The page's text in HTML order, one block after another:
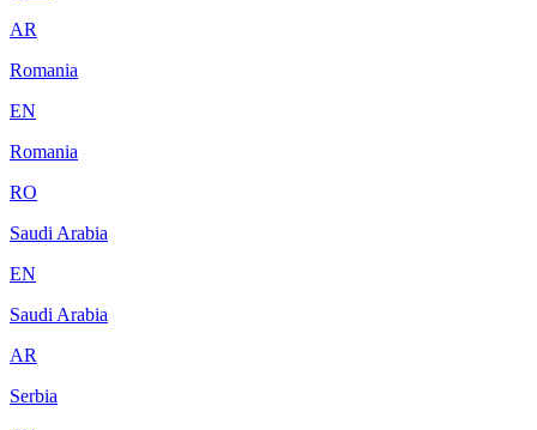
AR
Romania
EN
Romania
RO
Saudi Arabia
EN
Saudi Arabia
AR
Serbia